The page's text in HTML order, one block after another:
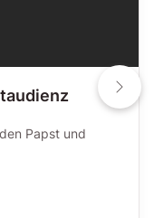
Papst und